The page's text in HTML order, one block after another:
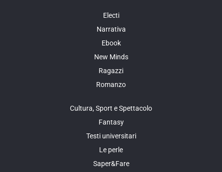
Electi
Narrativa
Ebook
New Minds
Ragazzi
Romanzo
Cultura, Sport e Spettacolo
Fantasy
Testi universitari
Le perle
Saper&Fare